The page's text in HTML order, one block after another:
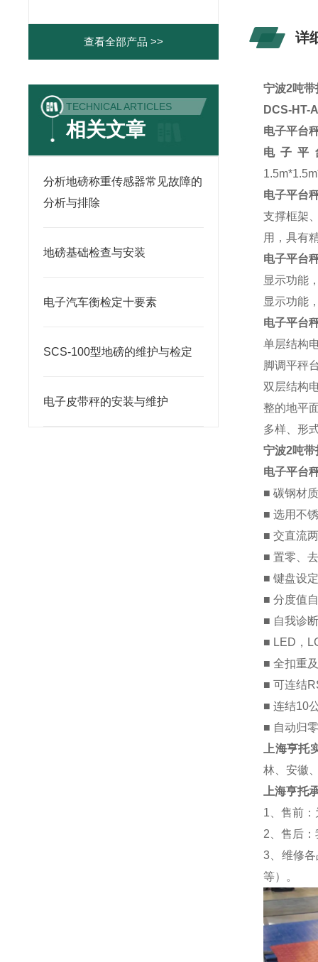
查看全部产品 >>
TECHNICAL ARTICLES
相关文章
分析地磅称重传感器常见故障的
分析与排除
地磅基础检查与安装
电子汽车衡检定十要素
SCS-100型地磅的维护与检定
电子皮带秤的安装与维护
详
宁波2吨
DCS-HT-
电子平台
电子平
电子平台
支撑框架
用，具有
电子平台
显示功能
显示功能
电子平台
单层结构
脚调平秤
双层结构
整的地平
多样、形
宁波2吨
电子平台
■ 碳钢材
■ 选用不
■ 交直流
■ 置零、
■ 键盘设
■ 分度值
■ 自我诊
■ LED，
■ 全扣重
■ 可连结
■ 连结10
■ 自动归
上海亨托
林、安徽
上海亨托
1、售前
2、售后
3、维修
等）。